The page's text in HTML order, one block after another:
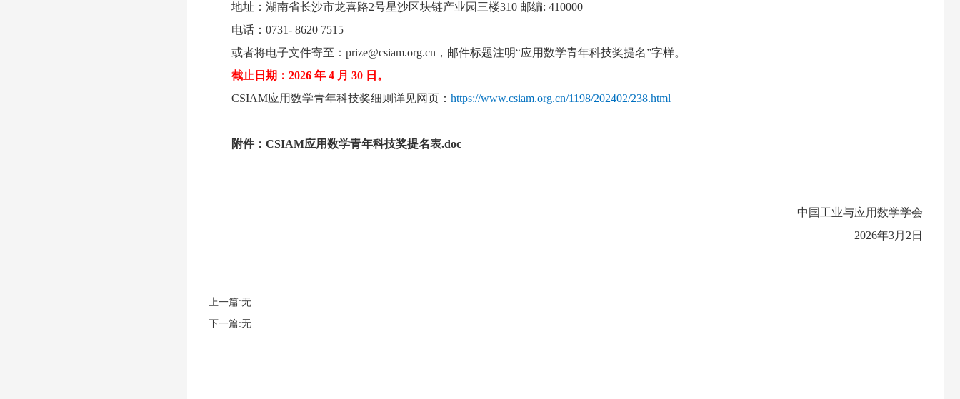
地址：湖南省长沙市龙喜路2号星沙区块链产业园三楼310 邮编: 410000
电话：0731- 8620 7515
或者将电子文件寄至：prize@csiam.org.cn，邮件标题注明“应用数学青年科技奖提名”字样。
截止日期：2026 年 4 月 30 日。
CSIAM应用数学青年科技奖细则详见网页： https://www.csiam.org.cn/1198/202402/238.html
附件： CSIAM应用数学青年科技奖提名表.doc
中国工业与应用数学学会
2026年3月2日
上一篇:无
下一篇:无